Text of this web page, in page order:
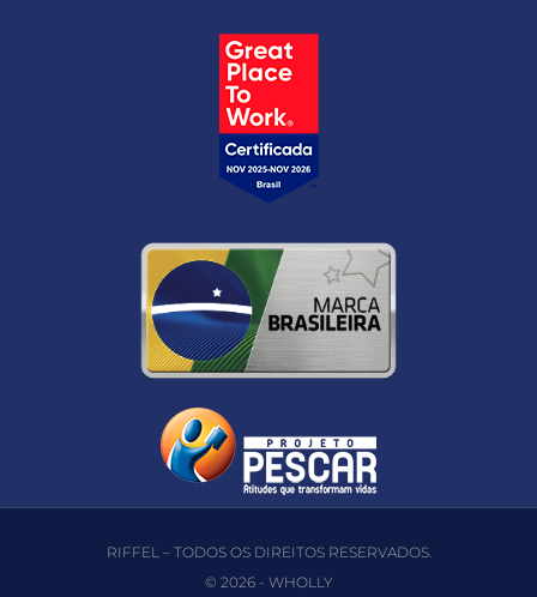
RIFFEL – TODOS OS DIREITOS RESERVADOS.
© 2026 - WHOLLY